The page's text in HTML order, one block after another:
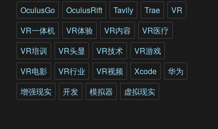
OculusGo
OculusRift Tavily Trae
VR
VR一体机
VR体验 VR内容
VR医疗
VR培训
VR头显 VR技术
VR游戏
VR电影
VR行业 VR视频 Xcode
华为
增强现实
开发 模拟器 虚拟现实